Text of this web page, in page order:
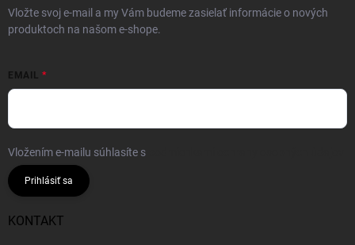
Vložte svoj e-mail a my Vám budeme zasielať informácie o nových
produktoch na našom e-shope.
EMAIL
Vložením e-mailu súhlasíte s
Prihlásiť sa
KONTAKT